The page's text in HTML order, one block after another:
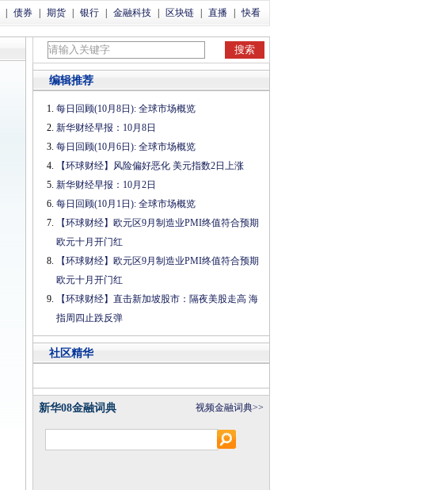
债券 期货 银行 金融科技 区块链 直播 快看
编辑推荐
每日回顾(10月8日): 全球市场概览
新华财经早报：10月8日
每日回顾(10月6日): 全球市场概览
【环球财经】风险偏好恶化 美元指数2日上涨
新华财经早报：10月2日
每日回顾(10月1日): 全球市场概览
【环球财经】欧元区9月制造业PMI终值符合预期
欧元十月开门红
【环球财经】欧元区9月制造业PMI终值符合预期
欧元十月开门红
【环球财经】直击新加坡股市：隔夜美股走高 海
指周四止跌反弹
社区精华
新华08金融词典 视频金融词典>>